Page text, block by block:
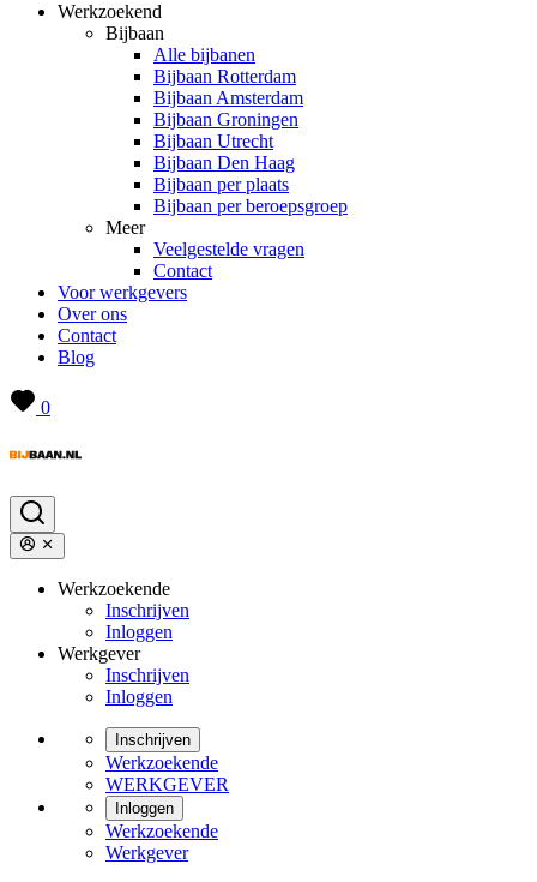
Werkzoekend
Bijbaan
Alle bijbanen
Bijbaan Rotterdam
Bijbaan Amsterdam
Bijbaan Groningen
Bijbaan Utrecht
Bijbaan Den Haag
Bijbaan per plaats
Bijbaan per beroepsgroep
Meer
Veelgestelde vragen
Contact
Voor werkgevers
Over ons
Contact
Blog
0
Werkzoekende
Inschrijven
Inloggen
Werkgever
Inschrijven
Inloggen
Inschrijven
Werkzoekende
WERKGEVER
Inloggen
Werkzoekende
Werkgever